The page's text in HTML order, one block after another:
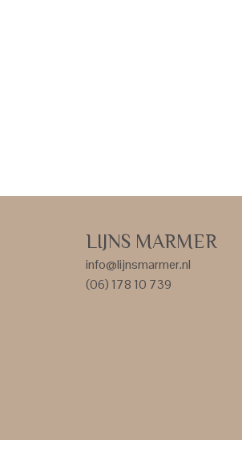
LIJNS MARMER
info@lijnsmarmer.nl
(06) 178 10 739